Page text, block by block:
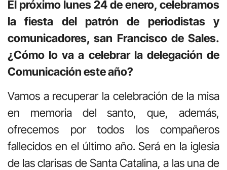
El próximo lunes 24 de enero, celebramos
la fiesta del patrón de periodistas y
comunicadores, san Francisco de Sales.
¿Cómo lo va a celebrar la delegación de
Comunicación este año?
Vamos a recuperar la celebración de la misa
en memoria del santo, que, además,
ofrecemos por todos los compañeros
fallecidos en el último año. Será en la iglesia
de las clarisas de Santa Catalina, a las una de